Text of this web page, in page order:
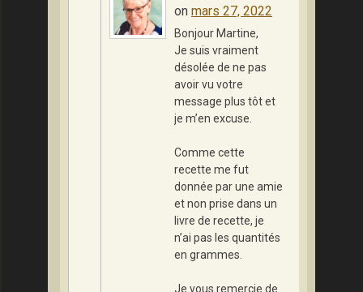
on mars 27, 2022
Bonjour Martine,
Je suis vraiment
désolée de ne pas
avoir vu votre
message plus tôt et
je m’en excuse.
Comme cette
recette me fut
donnée par une amie
et non prise dans un
livre de recette, je
n’ai pas les quantités
en grammes.
Je vous remercie de